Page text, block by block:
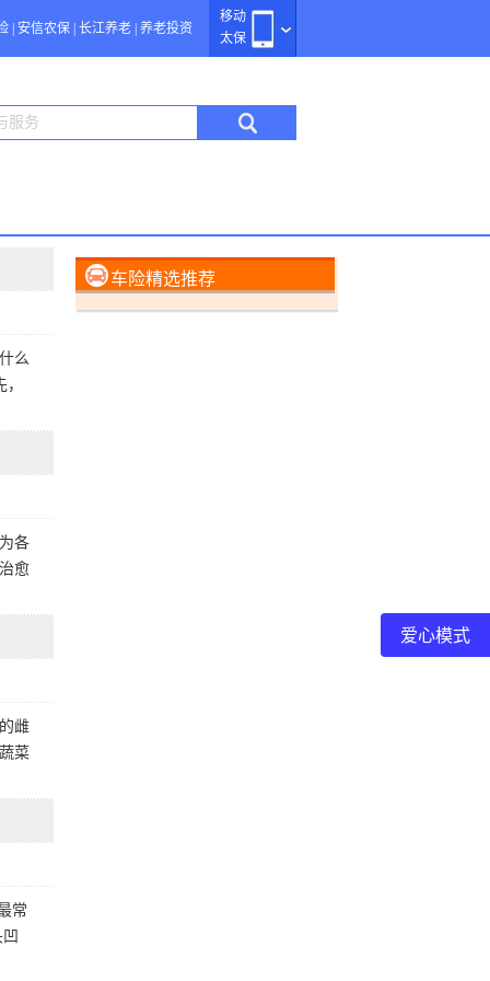
移动
太保
安信农保 长江养老 养老投资
么
各
愈
雌
菜
常
车险精选推荐
爱心模式